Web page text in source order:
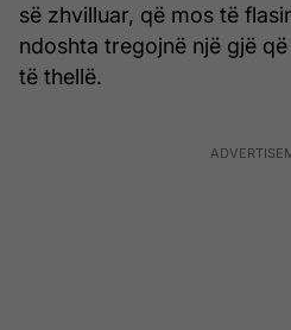
së zhvilluar, që mos të
ndoshta tregojnë një gjë
të thellë.